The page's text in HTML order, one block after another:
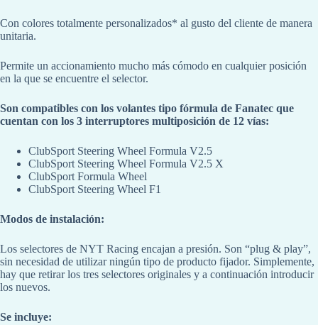
Con colores totalmente personalizados* al gusto del cliente de manera
unitaria.
Permite un accionamiento mucho más cómodo en cualquier posición
en la que se encuentre el selector.
Son compatibles con los volantes tipo fórmula de Fanatec que
cuentan con los 3 interruptores multiposición de 12 vías:
ClubSport Steering Wheel Formula V2.5
ClubSport Steering Wheel Formula V2.5 X
ClubSport Formula Wheel
ClubSport Steering Wheel F1
Modos de instalación:
Los selectores de NYT Racing encajan a presión. Son “plug & play”,
sin necesidad de utilizar ningún tipo de producto fijador. Simplemente,
hay que retirar los tres selectores originales y a continuación introducir
los nuevos.
Se incluye: